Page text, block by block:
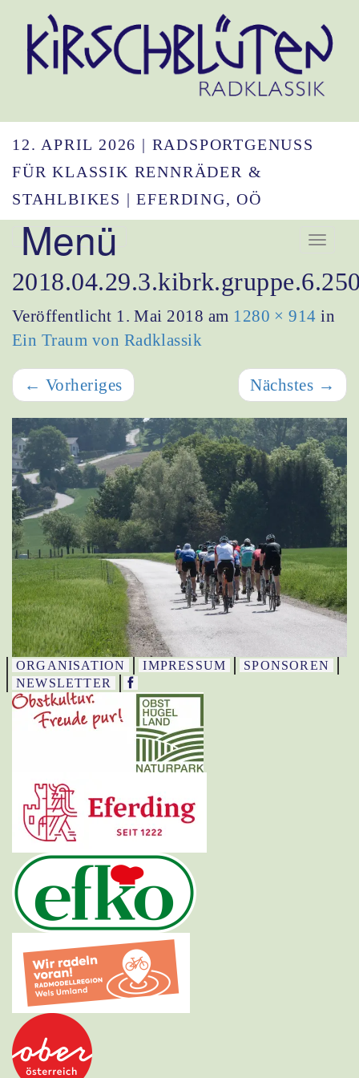
12. APRIL 2026 | RADSPORTGENUSS
FÜR KLASSIK RENNRÄDER &
STAHLBIKES | EFERDING, OÖ
Menü Navigation
Veröffentlicht 1. Mai 2018 am 1280 × 914 in
Ein Traum von Radklassik
← Vorheriges Nächstes →
ORGANISATION IMPRESSUM
SPONSOREN
NEWSLETTER